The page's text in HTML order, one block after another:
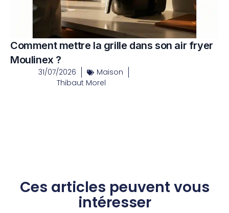
Comment mettre la grille dans son air fryer
Moulinex ?
31/07/2026
Maison
Thibaut Morel
Ces articles peuvent vous
intéresser